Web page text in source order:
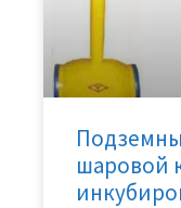
шаровой